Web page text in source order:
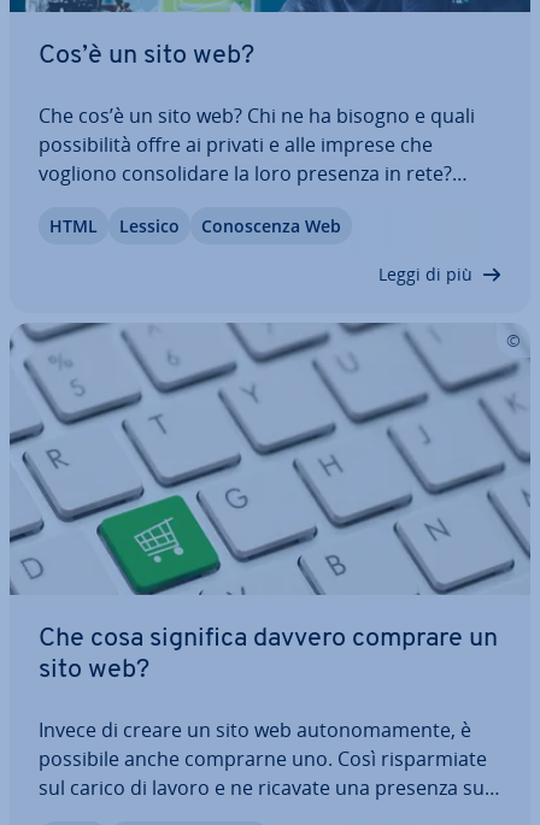
Cos’è un sito web?
Che cos’è un sito web? Chi ne ha bisogno e quali
pos­si­bi­li­tà offre ai privati e alle imprese che
vogliono con­so­li­da­re la loro presenza in rete?
essere usate anche senza co­no­scen­ze di pro­gram­
HTML Lessico Co­no­scen­za Web
Leggi di più
Che cosa significa davvero comprare un
sito web?
Invece di creare un sito web au­to­no­ma­men­te, è
possibile anche comprarne uno. Così ri­spar­mia­te
sul carico di lavoro e ne ricavate una presenza sul